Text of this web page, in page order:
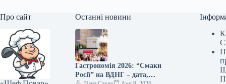
Про сайт Останні новини
Гастрономія 2026: “Смаки
Росії” на ВДНГ – дата,